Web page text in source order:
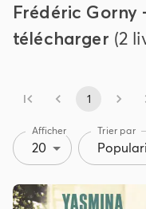
Frédéric Gorny
télécharger (2
1
Afficher
20
Trier par